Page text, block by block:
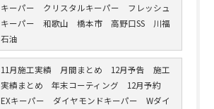
キーパー クリスタルキーパー フレッシュ
キーパー 和歌山 橋本市 高野口SS 川福
石油
11月施工実績 月間まとめ 12月予告 施工
実績まとめ 年末コーティング 12月予約
EXキーパー ダイヤモンドキーパー Wダイ